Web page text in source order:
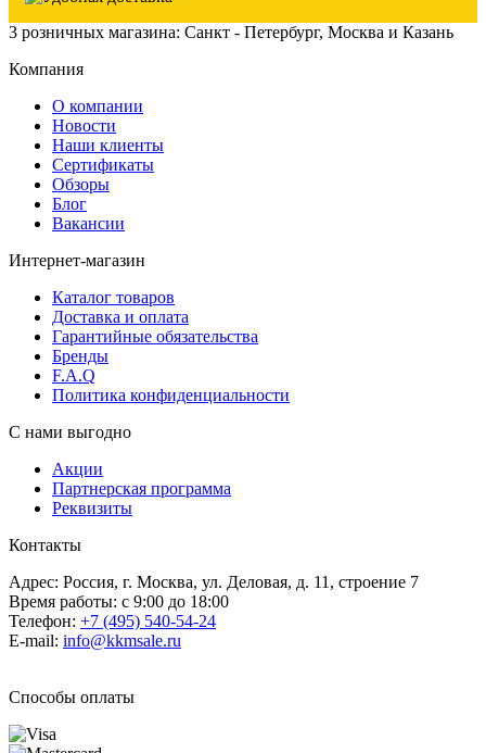
3 розничных магазина: Санкт - Петербург, Москва и Казань
Компания
О компании
Новости
Наши клиенты
Сертификаты
Обзоры
Блог
Вакансии
Интернет-магазин
Каталог товаров
Доставка и оплата
Гарантийные обязательства
Бренды
F.A.Q
Политика конфиденциальности
С нами выгодно
Акции
Партнерская программа
Реквизиты
Контакты
Адрес: Россия, г. Москва, ул. Деловая, д. 11, строение 7
Время работы: с 9:00 до 18:00
Телефон: +7 (495) 540-54-24
E-mail: info@kkmsale.ru
Способы оплаты